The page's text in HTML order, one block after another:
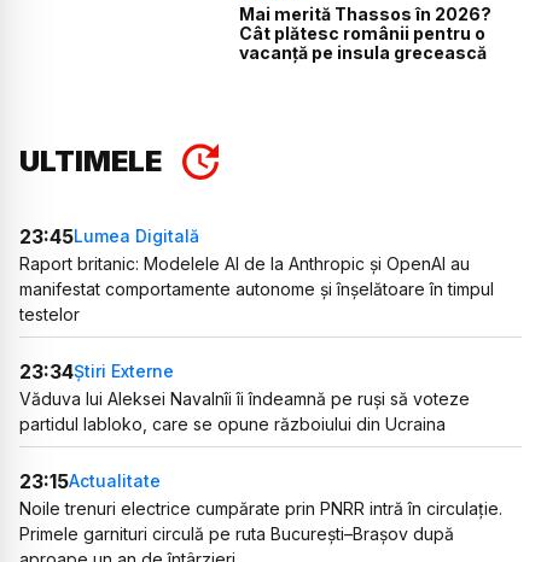
Mai merită Thassos în 2026?
Cât plătesc românii pentru o
vacanță pe insula grecească
ULTIMELE
23:45Lumea Digitală
Raport britanic: Modelele AI de la Anthropic și OpenAI au
manifestat comportamente autonome și înșelătoare în timpul
testelor
23:34Știri Externe
Văduva lui Aleksei Navalnîi îi îndeamnă pe ruși să voteze
partidul Iabloko, care se opune războiului din Ucraina
23:15Actualitate
Noile trenuri electrice cumpărate prin PNRR intră în circulație.
Primele garnituri circulă pe ruta București–Brașov după